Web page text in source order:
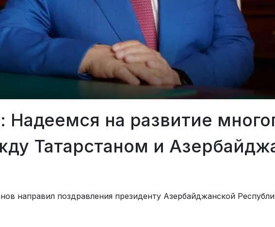
на развитие
Татарстаном и
направил поздравления президенту Азербайджанской